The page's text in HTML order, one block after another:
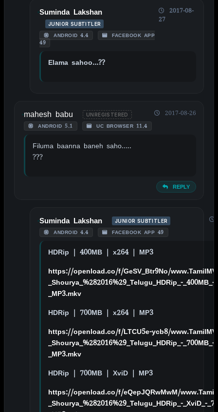
Suminda Lakshan
JUNIOR SUBTITLER
ANDROID 4.4
FACEBOOK APP
49
2017-08-
27
Elama sahoo…??
mahesh babu UNREGISTERED
ANDROID 5.1 UC BROWSER 11.4
2017-08-26
Filuma baanna baneh saho…..
???
REPLY
Suminda Lakshan JUNIOR SUBTITLER
ANDROID 4.4 FACEBOOK APP 49
HDRip | 400MB | x264 | MP3
https://openload.co/f/GeSV_Btr9No/
_Shourya_%282016%29_Telugu_HDRip_-_400MB_-
_MP3.mkv
HDRip | 700MB | x264 | MP3
https://openload.co/f/LTCU5e-ycb8/
_Shourya_%282016%29_Telugu_HDRip_-_700MB_-
_MP3.mkv
HDRip | 700MB | XviD | MP3
https://openload.co/f/eQepJQRwMwM/
_Shourya_%282016%29_Telugu_HDRip_-_XviD_-